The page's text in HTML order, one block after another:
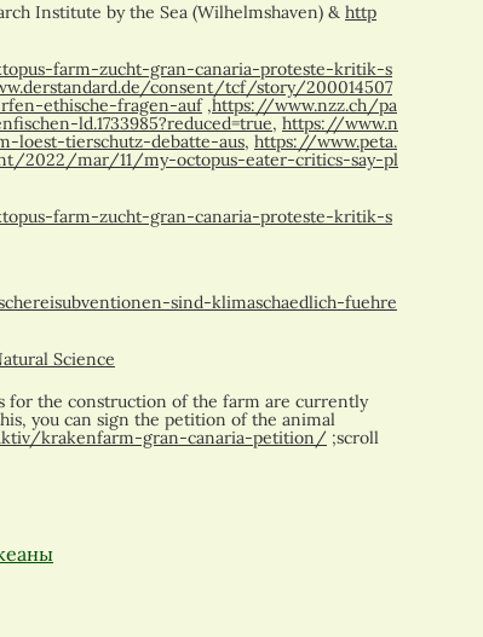
Institute by the Sea (Wilhelmshaven) & http
farm-zucht-gran-canaria-proteste-kritik-s
consent/tcf/story/200014507
ethische-fragen-auf,https://www.nzz.ch/pa
ld.1733985?reduced=true, https://www.n
loest-tierschutz-debatte-aus, https://www.peta.
2022/mar/11/my-octopus-eater-critics-say-pl
farm-zucht-gran-canaria-proteste-kritik-s
sind-klimaschaedlich-fuehre
Science
for the construction of the farm are currently
you can sign the petition of the animal
krakenfarm-gran-canaria-petition/ ;scroll